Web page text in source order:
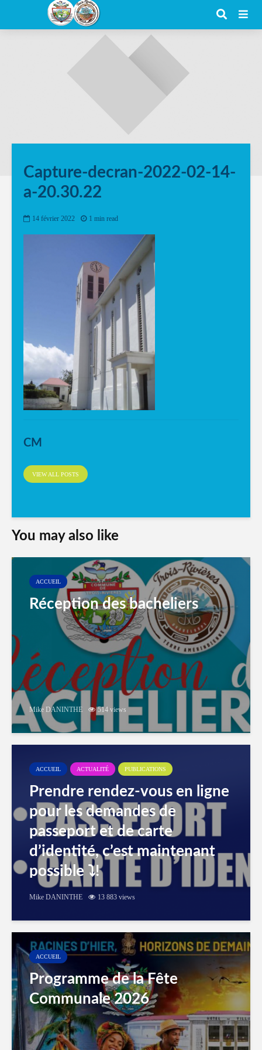
Capture-decran-2022-02-14-
a-20.30.22
14 février 2022 1 min read
CM
VIEW ALL POSTS
You may also like
ACCUEIL
Réception des bacheliers
Mike DANINTHE 514 views
ACCUEIL ACTUALITÉ PUBLICATIONS
Prendre rendez-vous en ligne
pour les demandes de
passeport et de carte
d’identité, c’est maintenant
possible ⤵️!
Mike DANINTHE 13 883 views
ACCUEIL
Programme de la Fête
Communale 2026